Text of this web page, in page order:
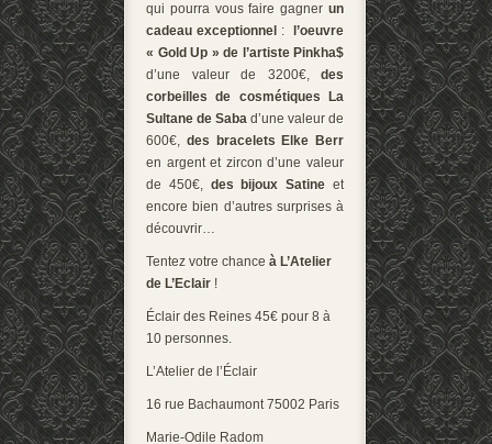
qui pourra vous faire gagner un
cadeau exceptionnel :
l’oeuvre
« Gold Up » de l’artiste Pinkha$
d’une valeur de 3200€, des
corbeilles de cosmétiques La
Sultane de Saba d’une valeur de
600€, des bracelets Elke Berr
en argent et zircon d’une valeur
de 450€, des bijoux Satine et
encore bien d’autres surprises à
découvrir…
Tentez votre chance à L’Atelier
de L’Eclair !
Éclair des Reines 45€ pour 8 à
10 personnes.
L’Atelier de l’Éclair
16 rue Bachaumont 75002 Paris
Marie-Odile Radom